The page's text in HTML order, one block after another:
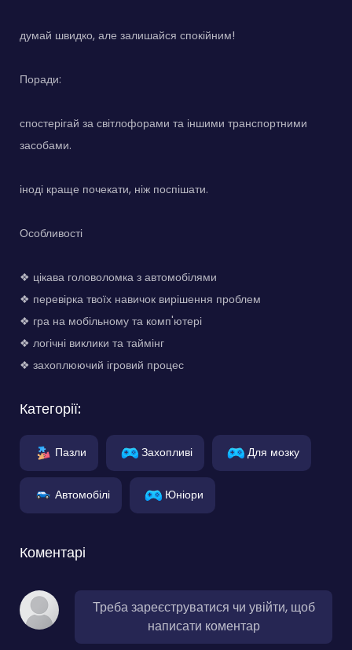
думай швидко, але залишайся спокійним!
Поради:
спостерігай за світлофорами та іншими транспортними
засобами.
іноді краще почекати, ніж поспішати.
Особливості
❖ цікава головоломка з автомобілями
❖ перевірка твоїх навичок вирішення проблем
❖ гра на мобільному та комп'ютері
❖ логічні виклики та таймінг
❖ захоплюючий ігровий процес
Категорії:
Пазли Захопливі Для мозку
Автомобілі Юніори
Коментарі
Треба зареєструватися чи увійти, щоб
написати коментар